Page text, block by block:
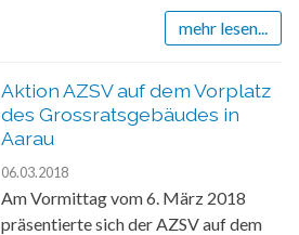
mehr lesen...
Aktion AZSV auf dem Vorplatz
des Grossratsgebäudes in
Aarau
06.03.2018
Am Vormittag vom 6. März 2018
präsentierte sich der AZSV auf dem